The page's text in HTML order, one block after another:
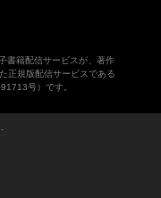
書籍配信サービスが、著作
正規版配信サービスである
号）です。